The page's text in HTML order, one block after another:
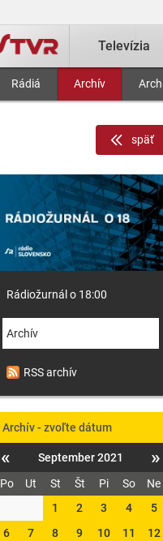
Televízia
Rádiá Archív
späť
Rádiožurnál o 18:00
Archív
RSS archív
Archív - zvoľte dátum
« September 2021 »
Po Ut St Št Pi So
Ne
1
2 3 4
5
6
7 8 9 10 11
12